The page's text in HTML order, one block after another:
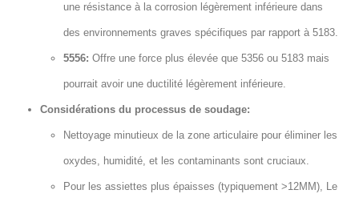
une résistance à la corrosion légèrement inférieure dans
des environnements graves spécifiques par rapport à 5183.
5556: Offre une force plus élevée que 5356 ou 5183 mais
pourrait avoir une ductilité légèrement inférieure.
Considérations du processus de soudage:
Nettoyage minutieux de la zone articulaire pour éliminer les
oxydes, humidité, et les contaminants sont cruciaux.
Pour les assiettes plus épaisses (typiquement >12MM), Le